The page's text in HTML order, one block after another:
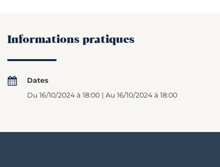
Informations pratiques
Dates
Du 16/10/2024 à 18:00 | Au 16/10/2024 à 18:00